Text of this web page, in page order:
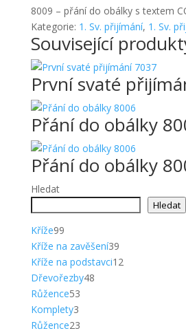
8009 – přání do obálky s textem
Kategorie: 1. Sv. přijímání, 1. Sv.
Související
První svaté
Přání do obálky
Přání do obálky
Hledat
Hledat
Kříže9999
produktů
Kříže na zavěšení3939
produktů
Kříže na podstavci1212
Dřevořezby4848
Růžence5353
Komplety33
produkty
Růžence2323